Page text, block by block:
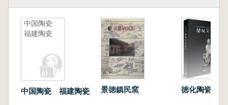
中国陶瓷
福建陶瓷
中国陶瓷 福建陶瓷 景徳鎮民窯 徳化陶瓷史